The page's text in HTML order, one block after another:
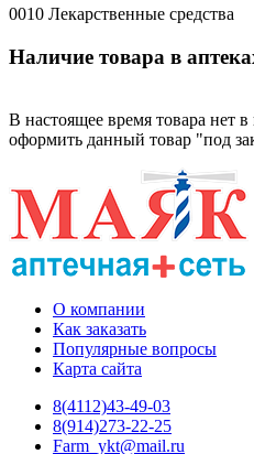
0010 Лекарственные средства
Наличие товара в
В настоящее время товара нет
оформить данный товар "под
О компании
Как заказать
Популярные вопросы
Карта сайта
8(4112)43-49-03
8(914)273-22-25
Farm_ykt@mail.ru